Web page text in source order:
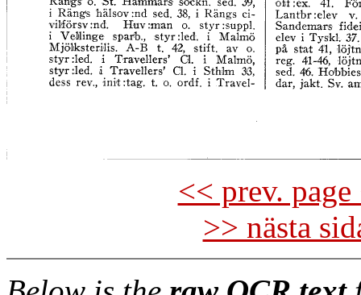
<< prev.
>> nästa